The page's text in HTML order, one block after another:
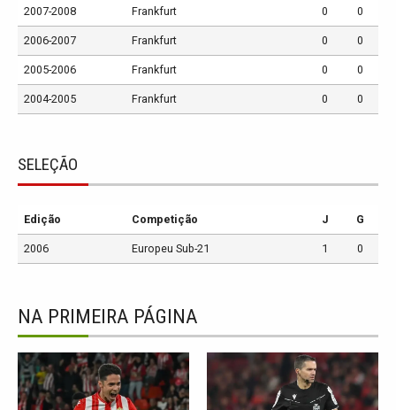
2007-2008 Frankfurt 0 0
2006-2007 Frankfurt 0 0
2005-2006 Frankfurt 0 0
2004-2005 Frankfurt 0 0
SELEÇÃO
Edição Competição J G
2006 Europeu Sub-21 1 0
NA PRIMEIRA PÁGINA